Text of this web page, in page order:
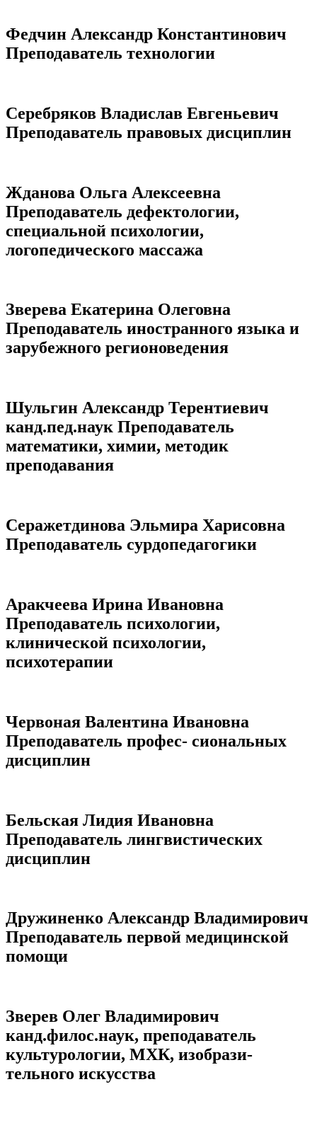
Федчин Александр Константинович
Преподаватель технологии
Серебряков Владислав Евгеньевич
Преподаватель правовых дисциплин
Жданова Ольга Алексеевна
Преподаватель дефектологии,
специальной психологии,
логопедического массажа
Зверева Екатерина Олеговна
Преподаватель иностранного языка и
зарубежного регионоведения
Шульгин Александр Терентиевич
канд.пед.наук Преподаватель
математики, химии, методик
преподавания
Серажетдинова Эльмира Харисовна
Преподаватель сурдопедагогики
Аракчеева Ирина Ивановна
Преподаватель психологии,
клинической психологии,
психотерапии
Червоная Валентина Ивановна
Преподаватель профес- сиональных
дисциплин
Бельская Лидия Ивановна
Преподаватель лингвистических
дисциплин
Дружиненко Александр Владимирович
Преподаватель первой медицинской
помощи
Зверев Олег Владимирович
канд.филос.наук, преподаватель
культурологии, МХК, изобрази-
тельного искусства